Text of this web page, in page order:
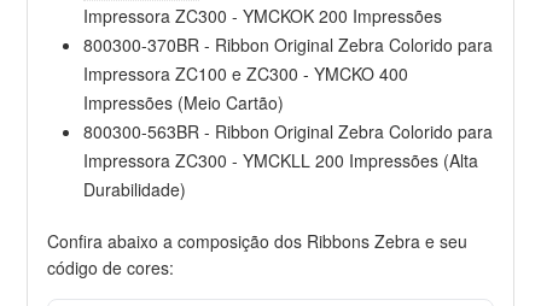
Impressora ZC300 - YMCKOK 200 Impressões
800300-370BR - Ribbon Original Zebra Colorido para
Impressora ZC100 e ZC300 - YMCKO 400
Impressões (Meio Cartão)
800300-563BR - Ribbon Original Zebra Colorido para
Impressora ZC300 - YMCKLL 200 Impressões (Alta
Durabilidade)
Confira abaixo a composição dos Ribbons Zebra e seu
código de cores: